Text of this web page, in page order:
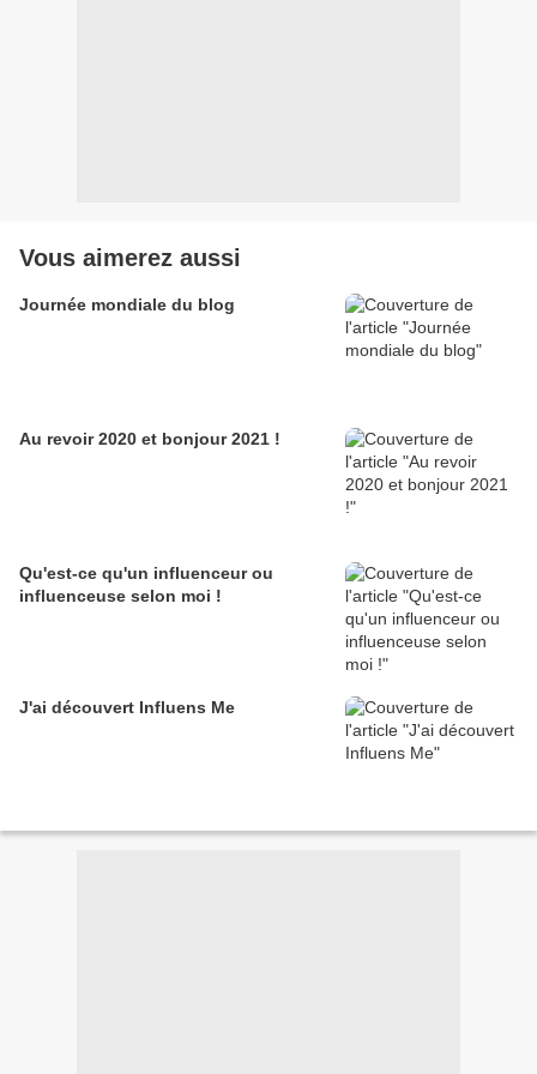
Vous aimerez aussi
Journée mondiale du blog
Au revoir 2020 et bonjour 2021 !
Qu'est-ce qu'un influenceur ou
influenceuse selon moi !
J'ai découvert Influens Me